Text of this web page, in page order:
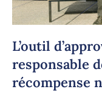
L’outil
responsable
récompense